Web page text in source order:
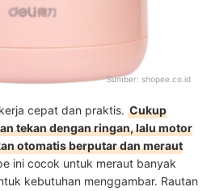
Sumber: shopee.co.id
cepat dan praktis. Cukup
tekan dengan ringan, lalu motor
otomatis berputar dan meraut
ini cocok untuk meraut banyak
kebutuhan menggambar. Rautan